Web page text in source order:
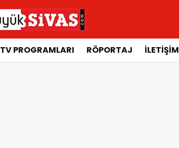
TV PROGRAMLARI RÖPORTAJ İLETİŞİM